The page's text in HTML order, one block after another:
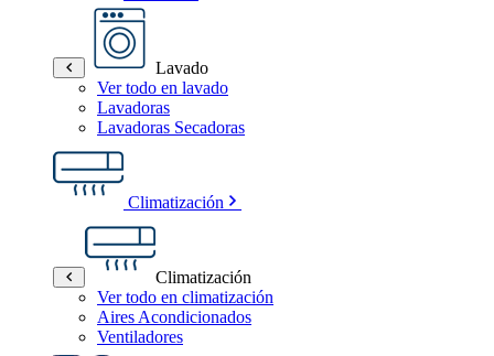
Lavado
Ver todo en lavado
Lavadoras
Lavadoras Secadoras
Climatización
Climatización
Ver todo en climatización
Aires Acondicionados
Ventiladores